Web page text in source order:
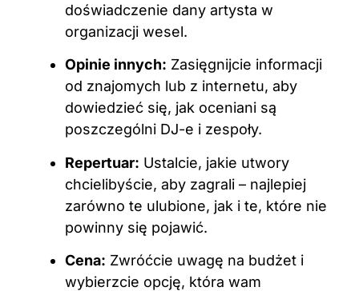
doświadczenie dany artysta w
organizacji wesel.
Opinie innych: Zasięgnijcie informacji
od znajomych lub z internetu, aby
dowiedzieć się, jak oceniani są
poszczególni DJ-e i zespoły.
Repertuar: Ustalcie, jakie utwory
chcielibyście, aby zagrali – najlepiej
zarówno te ulubione, jak i te, które nie
powinny się pojawić.
Cena: Zwróćcie uwagę na budżet i
wybierzcie opcję, która wam